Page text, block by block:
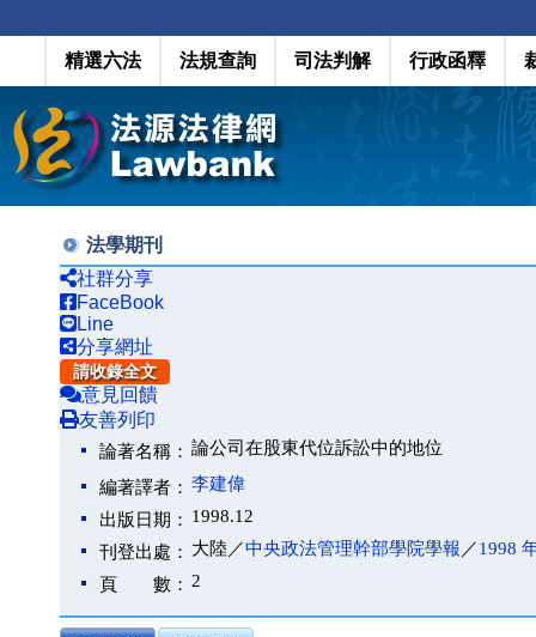
精選六法 法規查詢 司法判解 行政函釋
法學期刊
社群分享
FaceBook
Line
分享網址
請收錄全文
意見回饋
友善列印
論著名稱： 論公司在股東代位訴訟中的地位
編著譯者： 李建偉
出版日期： 1998.12
刊登出處： 大陸／中央政法管理幹部學院學報 ／1998
頁 數： 2